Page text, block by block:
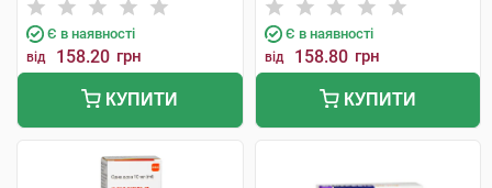
Є в наявності
від 158.20 грн
КУПИТИ
Є в наявності
від 158.80 грн
КУПИТИ